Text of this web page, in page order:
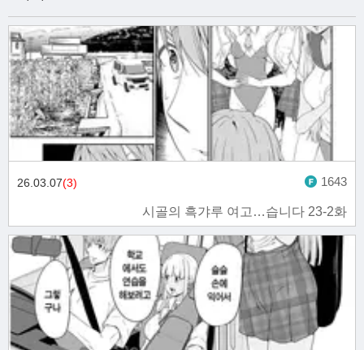
시골의 흑갸루 여고…습니다 23-2화
26.03.07(3) 1643